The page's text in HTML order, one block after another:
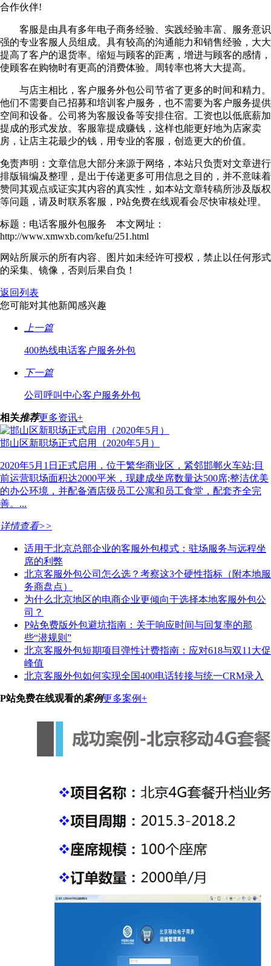
合作伙伴!
客服是由具有多年电子商务经验、实践经验丰富、服务意识
强的专业客服人员组成。具有较高的沟通能力和销售经验，大大
提高了客户的退货率。缩短与顾客的距离，增进与顾客的感情，
使顾客在购物时有更高的消费体验。周转率也将大大提高。
与店主相比，客户服务外包公司节省了更多的时间和精力。
他们不需要自己招募和培训客户服务，也不需要为客户服务提供
空间和设备。公司将为客服设备等安排住宿。工资也以低底薪加
提成的形式发放。客服靠提成赚钱，这样也能更好地为店家卖
房，让店主花最少的钱，用专业的客服，创造更大的价值。
免责声明：文章信息大部分来源于网络，本站只负责对文章进行
排版辑编及整理，是出于传递更多可用信息之目的，并不意味着
赞同其观点或证实其内容的真实性，如本站文章转稿所涉及版权
等问题，请及时联系客服，P站免费在线观看会尽快审核处理。
标题：电话客服外包服务 本文网址：
http://www.xmwxb.com/kefu/251.html
网站所展示的所有内容、图片如未经许可授权，禁止以任何形式
的采集、镜像，否则后果自负！
返回列表
您可能对其他新闻感兴趣
上一篇
400热线电话客户服务外包
下一篇
公司呼叫中心客户服务外包
相关推荐更多资讯+
邯山区新职场正式启用（2020年5月）
2020年5月1日正式启用，位于繁华商业区，紧邻邯郸火车站;目
前运营职场面积达2000平米，现建成坐席数量达500席;整洁优美
的办公环境，并配备酒店级员工公寓和员工食堂，配套齐全完
善。...
详情查看>>
适用于北京总部企业的客服外包模式：驻场服务与远程坐
席的利弊
北京客服外包公司怎么选？考察这3个硬性指标（附本地服
务商盘点）
为什么北京地区的电商企业更倾向于选择本地客服外包公
司？
P站免费版外包避坑指南：关于响应时间与回复率的那
些“潜规则”
北京客服外包短期项目弹性计费指南：应对618与双11大促
峰值
北京客服外包如何实现全国400电话转接与统一CRM录入
P站免费在线观看的案例更多案例+